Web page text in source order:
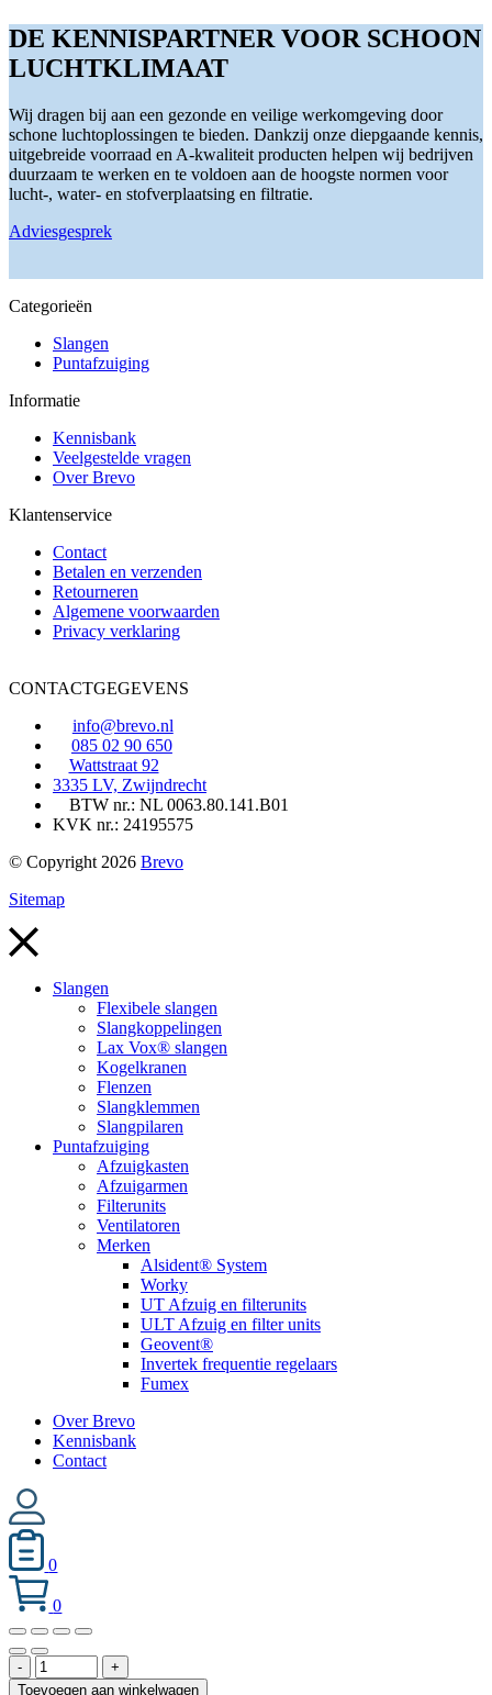
worden
op
de
meerdere
variaties.
Deze
kan
gekozen
worden
op
de
productpagina
DE KENNISPARTNER VOOR SCHOON
LUCHTKLIMAAT
Wij dragen bij aan een gezonde en veilige werkomgeving door
schone luchtoplossingen te bieden. Dankzij onze diepgaande kennis,
uitgebreide voorraad en A-kwaliteit producten helpen wij bedrijven
duurzaam te werken en te voldoen aan de hoogste normen voor
lucht-, water- en stofverplaatsing en filtratie.
Adviesgesprek
Categorieën
Slangen
Puntafzuiging
Informatie
Kennisbank
Veelgestelde vragen
Over Brevo
Klantenservice
Contact
Betalen en verzenden
Retourneren
Algemene voorwaarden
Privacy verklaring
CONTACTGEGEVENS
info@brevo.nl
085 02 90 650
Wattstraat 92
3335 LV, Zwijndrecht
BTW nr.: NL 0063.80.141.B01
KVK nr.: 24195575
© Copyright 2026 Brevo
Sitemap
Slangen
Flexibele slangen
Slangkoppelingen
Lax Vox® slangen
Kogelkranen
Flenzen
Slangklemmen
Slangpilaren
Puntafzuiging
Afzuigkasten
Afzuigarmen
Filterunits
Ventilatoren
Merken
Alsident® System
Worky
UT Afzuig en filterunits
ULT Afzuig en filter units
Geovent®
Invertek frequentie regelaars
Fumex
Over Brevo
Kennisbank
Contact
0
0
-
Persluchtkoppeling
DN
+
Toevoegen aan winkelwagen